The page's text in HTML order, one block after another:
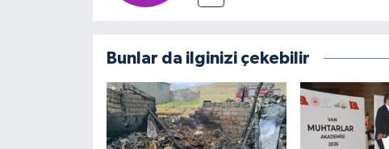
Bunlar da ilginizi çekebilir